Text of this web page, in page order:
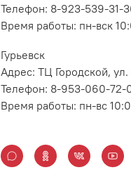
Телефон: 8-923-539-31-
Время работы: пн-вск
Гурьевск
Адрес: ТЦ Городской,
Телефон: 8-953-060-72-
Время работы: пн-вс